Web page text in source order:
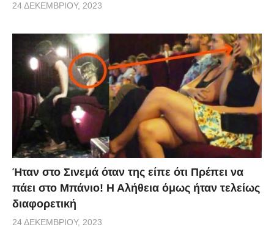
24 ΔΕΚΕΜΒΡΊΟΥ, 2023
Ήταν στο Σινεμά όταν της είπε ότι Πρέπει να
πάει στο Μπάνιο! Η Αλήθεια όμως ήταν τελείως
διαφορετική
24 ΔΕΚΕΜΒΡΊΟΥ, 2023